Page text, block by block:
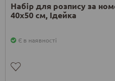
Набір для розпису за
40x50 см, Ідейка
Є в наявності